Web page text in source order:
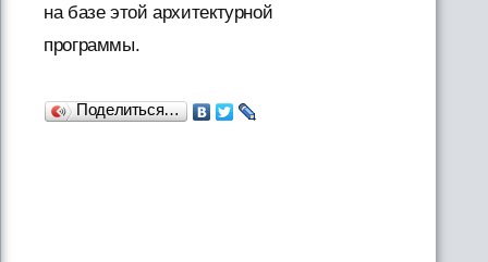
на базе этой архитектурной
программы.
Поделиться…